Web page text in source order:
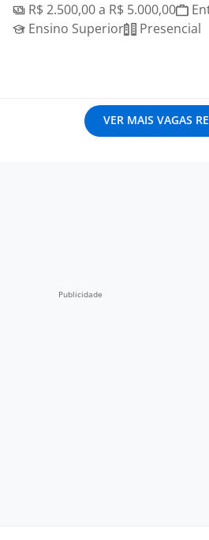
R$ 2.500,00 a R$ 5.000,00
Ensino Superior
Presencial
VER MAIS VAGAS